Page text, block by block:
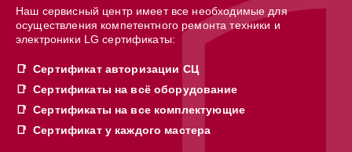
Наш сервисный центр имеет все необходимые для
осуществления компетентного ремонта техники и
электроники LG сертификаты:
Сертификат авторизации СЦ
Сертификаты на всё оборудование
Сертификаты на все комплектующие
Сертификат у каждого мастера